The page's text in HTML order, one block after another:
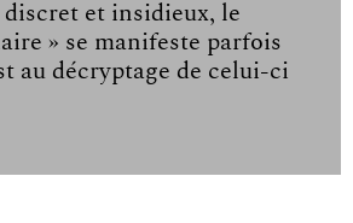
et insidieux, le
» se manifeste parfois
au décryptage de celui-ci